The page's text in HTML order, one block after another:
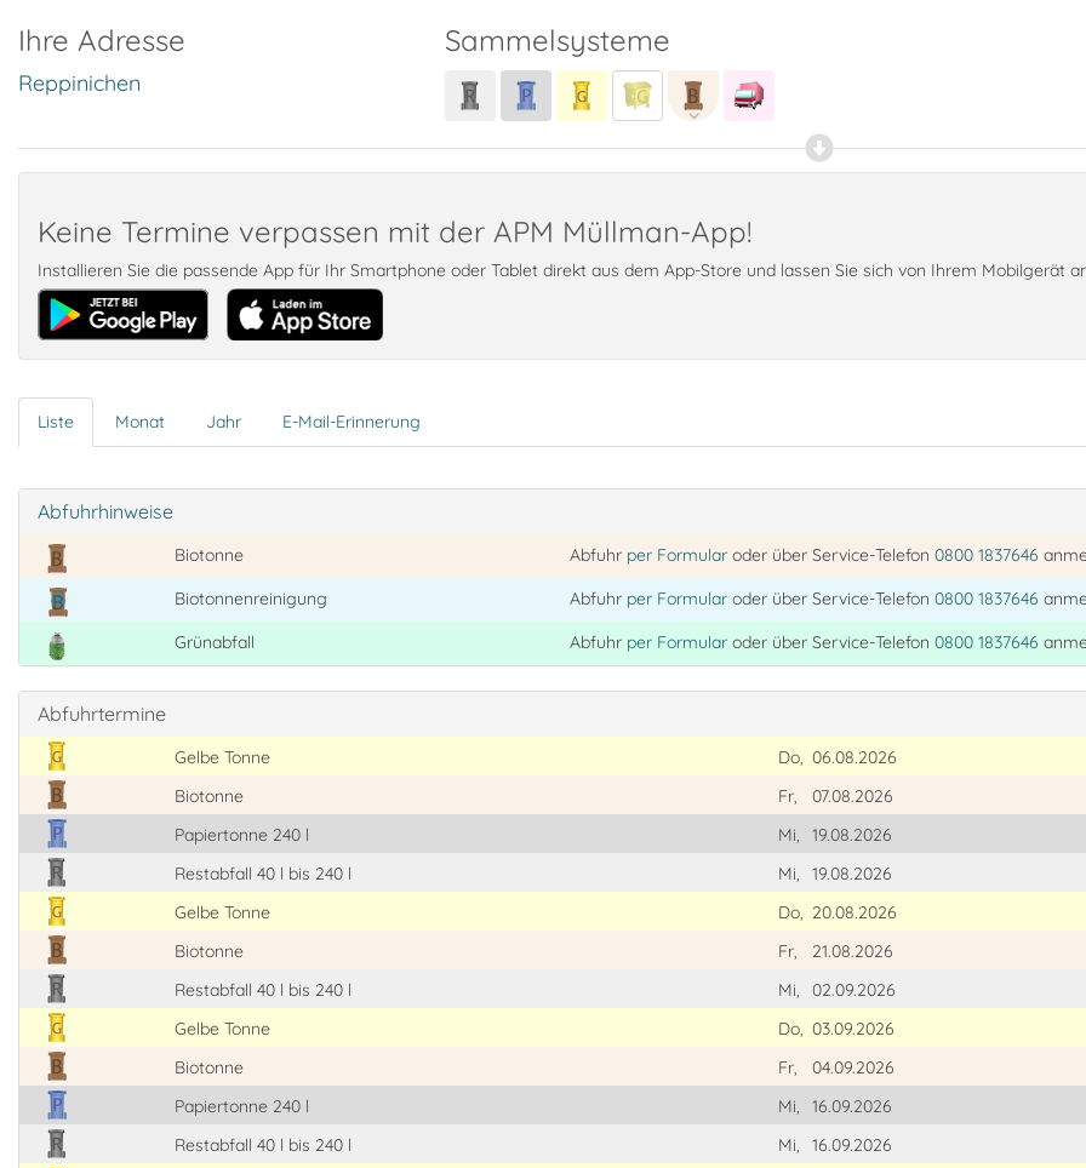
Ihre Adresse
Reppinichen
Sammelsysteme
Keine Termine verpassen mit der APM Müllman-App!
Installieren Sie die passende App für Ihr Smartphone oder Tablet direkt aus dem App-Store und lassen Sie sich von Ihrem Mobilgerät
Liste Monat Jahr E-Mail-Erinnerung
Abfuhrhinweise
Biotonne Abfuhr per Formularoder über Service-Telefon 0800 1837646
Biotonnenreinigung
Abfuhr per Formularoder über Service-Telefon 0800 1837646
Grünabfall
Abfuhr per Formularoder über Service-Telefon 0800 1837646
Abfuhrtermine
Gelbe Tonne Do, 06.08.2026
Biotonne
Fr,
07.08.2026
Papiertonne 240 l
Mi,
19.08.2026
Restabfall 40 l bis 240 l
Mi,
19.08.2026
Gelbe Tonne
Do, 20.08.2026
Biotonne
Fr,
21.08.2026
Restabfall 40 l bis 240 l
Mi,
02.09.2026
Gelbe Tonne
Do, 03.09.2026
Biotonne
Fr,
04.09.2026
Papiertonne 240 l
Mi,
16.09.2026
Restabfall 40 l bis 240 l
Mi,
16.09.2026